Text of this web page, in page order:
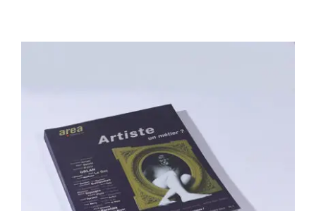
Area revue n°26 – Artiste, un métier